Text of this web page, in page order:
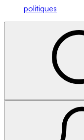
politiques